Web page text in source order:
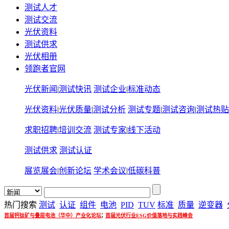
测试人才
测试交流
光伏资料
测试供求
光伏相册
领跑者官网
光伏新闻 |测试快讯 测试企业|标准动态
光伏资料|光伏质量|测试分析 测试专题|测试咨询|测试热贴
求职招聘|培训交流 测试专家|线下活动
测试供求 测试认证
展览展会|创新论坛 学术会议|低碳科普
热门搜索 测试 认证 组件 电池 PID TUV 标准 质量 逆变器
首届钙钛矿与叠层电池（华中）产业化论坛; 首届光伏行业ESG价值落地与实践峰会